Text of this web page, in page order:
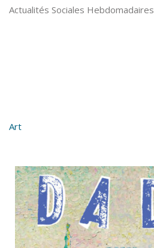
Actualités Sociales Hebdomadaires
Art